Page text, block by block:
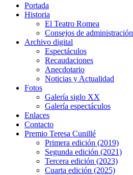
Portada
Historia
El Teatro Romea
Consejos de administración
Archivo digital
Espectáculos
Recaudaciones
Anecdotario
Noticias y Actualidad
Fotos
Galería siglo XX
Galería espectáculos
Enlaces
Contacto
Premio Teresa Cunillé
Primera edición (2019)
Segunda edición (2021)
Tercera edición (2023)
Cuarta edición (2025)